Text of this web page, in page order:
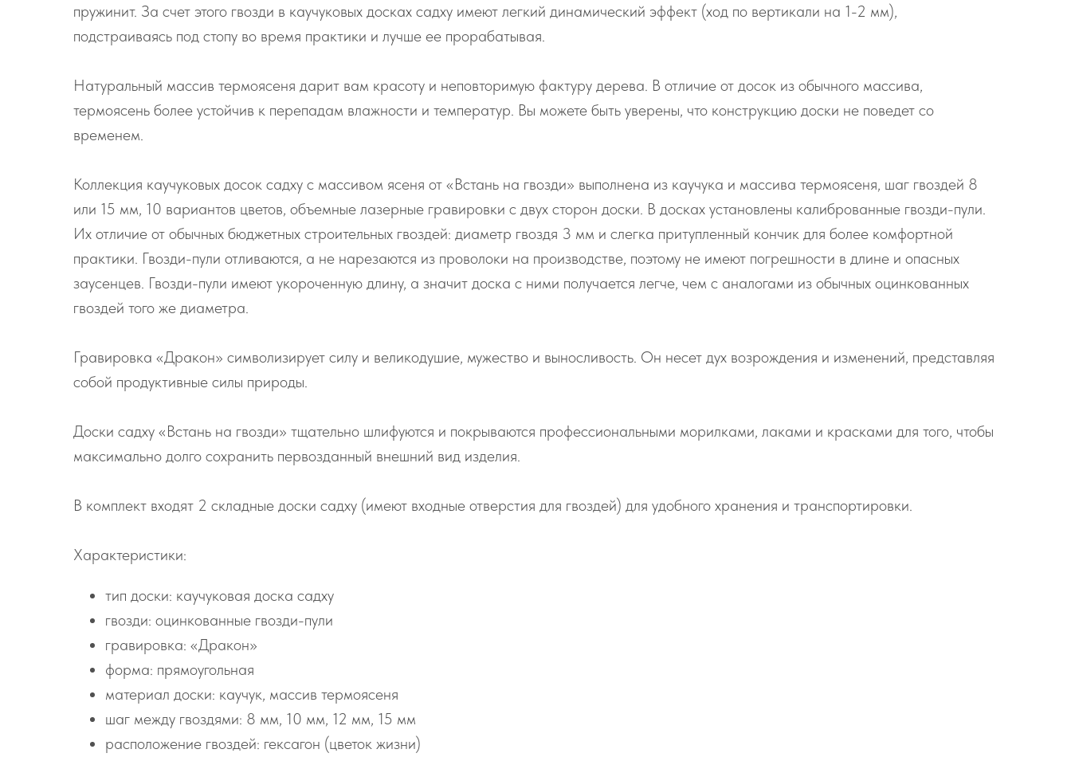
пружинит. За счет этого гвозди в каучуковых досках садху имеют легкий динамический эффект (ход по вертикали на 1-2 мм),
подстраиваясь под стопу во время практики и лучше ее прорабатывая.
Натуральный массив термоясеня дарит вам красоту и неповторимую фактуру дерева. В отличие от досок из обычного массива,
термоясень более устойчив к перепадам влажности и температур. Вы можете быть уверены, что конструкцию доски не поведет со
временем.
Коллекция каучуковых досок садху с массивом ясеня от «Встань на гвозди» выполнена из каучука и массива термоясеня, шаг гвоздей 8
или 15 мм, 10 вариантов цветов, объемные лазерные гравировки с двух сторон доски. В досках установлены калиброванные гвозди-пули.
Их отличие от обычных бюджетных строительных гвоздей: диаметр гвоздя 3 мм и слегка притупленный кончик для более комфортной
практики. Гвозди-пули отливаются, а не нарезаются из проволоки на производстве, поэтому не имеют погрешности в длине и опасных
заусенцев. Гвозди-пули имеют укороченную длину, а значит доска с ними получается легче, чем с аналогами из обычных оцинкованных
гвоздей того же диаметра.
Гравировка «Дракон» символизирует силу и великодушие, мужество и выносливость. Он несет дух возрождения и изменений, представляя
собой продуктивные силы природы.
Доски садху «Встань на гвозди» тщательно шлифуются и покрываются профессиональными морилками, лаками и красками для того, чтобы
максимально долго сохранить первозданный внешний вид изделия.
В комплект входят 2 складные доски садху (имеют входные отверстия для гвоздей) для удобного хранения и транспортировки.
Характеристики:
тип доски: каучуковая доска садху
гвозди: оцинкованные гвозди-пули
гравировка: «Дракон»
форма: прямоугольная
материал доски: каучук, массив термоясеня
шаг между гвоздями: 8 мм, 10 мм, 12 мм, 15 мм
расположение гвоздей: гексагон (цветок жизни)